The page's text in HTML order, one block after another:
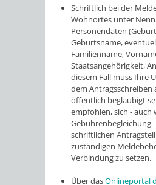
Schriftlich bei der
Wohnortes unter
Personendaten
Geburtsname,
Familienname,
Staatsangehörigkeit,
diesem Fall muss Ihre
dem Antragsschreiben
öffentlich beglaubigt
empfohlen, sich - auch
Gebührenbegleichung
schriftlichen
zuständigen
Verbindung zu setzen.
Über dasOnlineportal